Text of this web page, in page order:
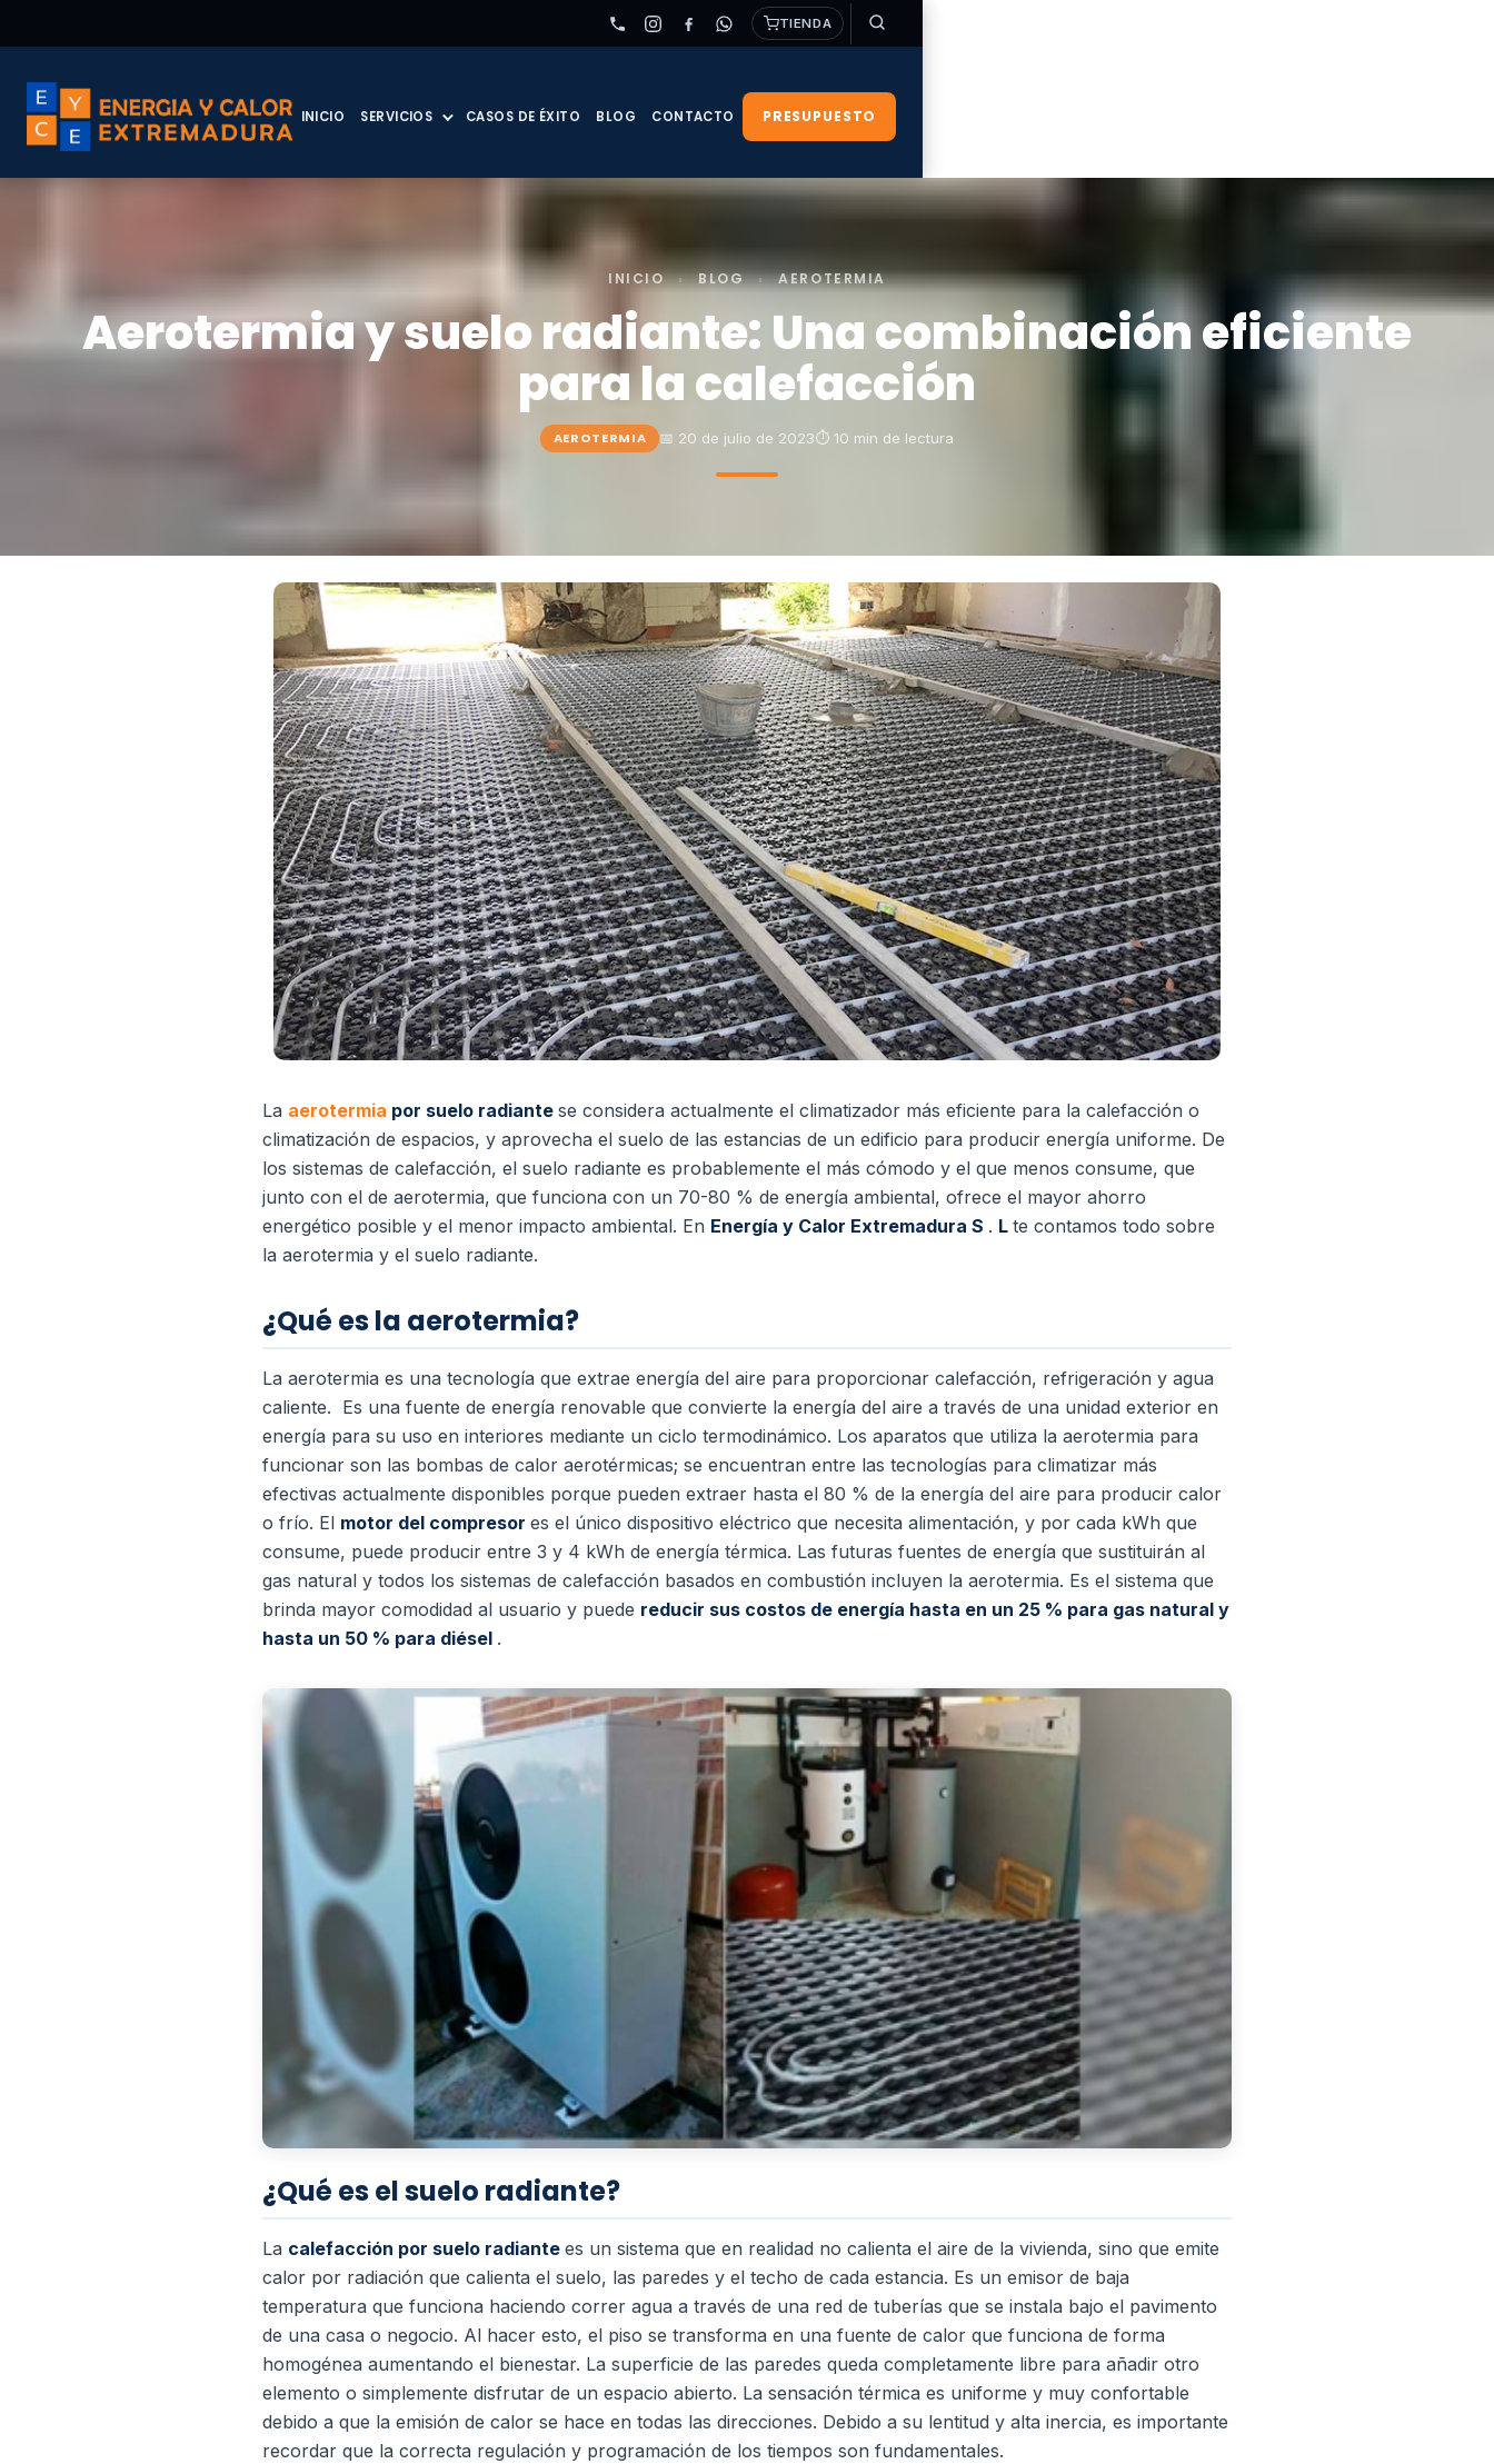
TIENDA
INICIO SERVICIOS CASOS DE ÉXITO BLOG CONTACTO PRESUPUESTO
INICIO › BLOG › AEROTERMIA
Aerotermia y suelo radiante: Una combinación eficiente
para la calefacción
AEROTERMIA 📅 20 de julio de 2023⏱ 10 min de lectura
La aerotermia por suelo radiante se considera actualmente el climatizador más eficiente para la calefacción o
climatización de espacios, y aprovecha el suelo de las estancias de un edificio para producir energía uniforme. De
los sistemas de calefacción, el suelo radiante es probablemente el más cómodo y el que menos consume, que
junto con el de aerotermia, que funciona con un 70-80 % de energía ambiental, ofrece el mayor ahorro
energético posible y el menor impacto ambiental. En Energía y Calor Extremadura S . L te contamos todo sobre
la aerotermia y el suelo radiante.
¿Qué es la aerotermia?
La aerotermia es una tecnología que extrae energía del aire para proporcionar calefacción, refrigeración y agua
caliente. Es una fuente de energía renovable que convierte la energía del aire a través de una unidad exterior en
energía para su uso en interiores mediante un ciclo termodinámico. Los aparatos que utiliza la aerotermia para
funcionar son las bombas de calor aerotérmicas; se encuentran entre las tecnologías para climatizar más
efectivas actualmente disponibles porque pueden extraer hasta el 80 % de la energía del aire para producir calor
o frío. El motor del compresor es el único dispositivo eléctrico que necesita alimentación, y por cada kWh que
consume, puede producir entre 3 y 4 kWh de energía térmica. Las futuras fuentes de energía que sustituirán al
gas natural y todos los sistemas de calefacción basados en combustión incluyen la aerotermia. Es el sistema que
brinda mayor comodidad al usuario y puede reducir sus costos de energía hasta en un 25 % para gas natural y
hasta un 50 % para diésel .
¿Qué es el suelo radiante?
La calefacción por suelo radiante es un sistema que en realidad no calienta el aire de la vivienda, sino que emite
calor por radiación que calienta el suelo, las paredes y el techo de cada estancia. Es un emisor de baja
temperatura que funciona haciendo correr agua a través de una red de tuberías que se instala bajo el pavimento
de una casa o negocio. Al hacer esto, el piso se transforma en una fuente de calor que funciona de forma
homogénea aumentando el bienestar. La superficie de las paredes queda completamente libre para añadir otro
elemento o simplemente disfrutar de un espacio abierto. La sensación térmica es uniforme y muy confortable
debido a que la emisión de calor se hace en todas las direcciones. Debido a su lentitud y alta inercia, es importante
recordar que la correcta regulación y programación de los tiempos son fundamentales.